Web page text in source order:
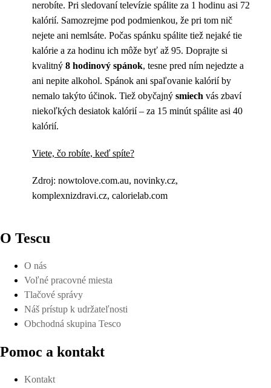
nerobíte. Pri sledovaní televízie spálite za 1 hodinu asi 72
kalórií. Samozrejme pod podmienkou, že pri tom nič
nejete ani nemlsáte. Počas spánku spálite tiež nejaké tie
kalórie a za hodinu ich môže byť až 95. Doprajte si
kvalitný 8 hodinový spánok, tesne pred ním nejedzte a
ani nepite alkohol. Spánok ani spaľovanie kalórií by
nemalo takýto účinok. Tiež obyčajný smiech vás zbaví
niekoľkých desiatok kalórií – za 15 minút spálite asi 40
kalórií.
Viete, čo robíte, keď spíte?
Zdroj: nowtolove.com.au, novinky.cz,
komplexnizdravi.cz, calorielab.com
O Tescu
O nás
Voľné pracovné miesta
Tlačové správy
Náš prístup k udržateľnosti
Obchodná skupina Tesco
Pomoc a kontakt
Kontakt